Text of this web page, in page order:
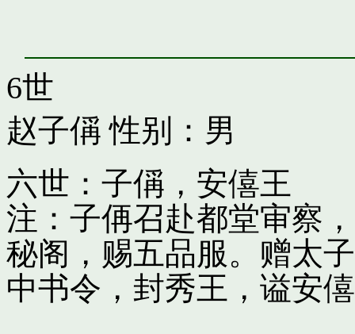
6世
赵子偁 性别：男
六世：子偁，安僖王
注：子侢召赴都堂审察
秘阁，赐五品服。赠太
中书令，封秀王，谥安